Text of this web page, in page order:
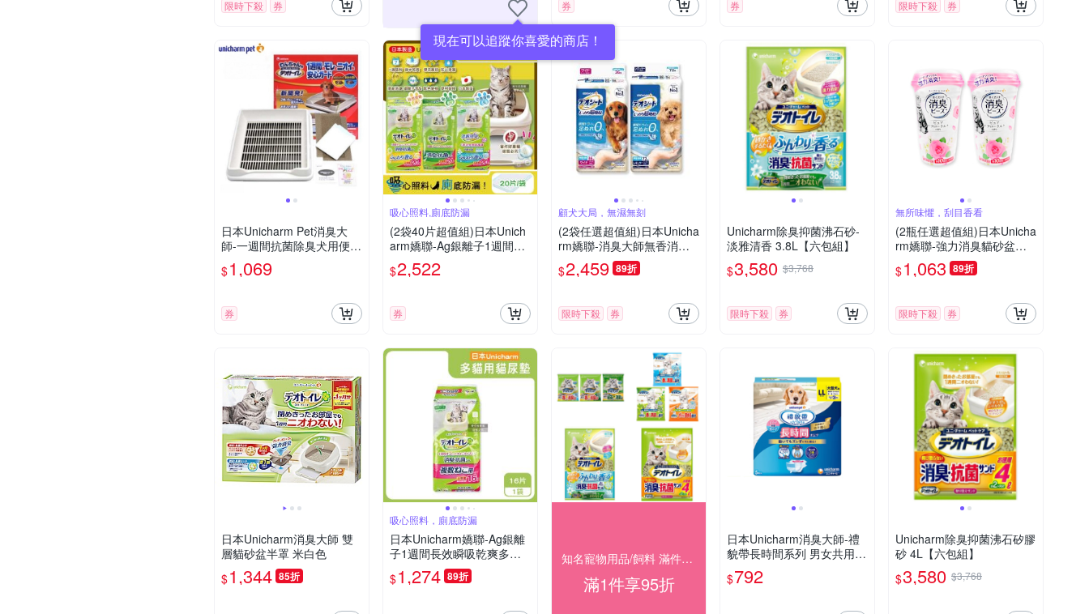
限時下殺 券
現在可以追蹤你喜愛的商店！
券 券 限時下殺 券
日本Unicharm Pet消臭大
師-一週間抗菌除臭犬用便盆
(1UCD10008)
$1,069
券
吸心照料,廁底防漏
(2袋40片超值組)日本Unich
arm嬌聯-Ag銀離子1週間長
效瞬吸乾爽寵物消臭大師貓
尿墊大容量20片/袋(本品不
$2,522
券
顧犬大局，無濕無刻
(2袋任選超值組)日本Unicha
rm嬌聯-消臭大師無香消臭
高效鎖尿防回滲超吸收狗尿
墊(平面式犬用廁所,定點訓
$2,459 89折
限時下殺 券
Unicharm除臭抑菌沸石砂-
淡雅清香 3.8L【六包組】
$3,580 $3,768
限時下殺 券
無所味懼，刮目香看
(2瓶任選超值組)日本Unicha
rm嬌聯-強力消臭貓砂盆除
臭顆粒香香豆450ml/瓶(貓咪
廁所芳香吸臭劑,消臭大師貓
異味香氛豆)
$1,063 89折
限時下殺 券
日本Unicharm消臭大師 雙
層貓砂盆半罩 米白色
$1,344 85折
吸心照料，廁底防漏
日本Unicharm嬌聯-Ag銀離
子1週間長效瞬吸乾爽多貓
用貓尿墊16片/袋-無香味(紅
標)(大容量吸水貓尿布,消臭
$1,274 89折
知名寵物用品/飼料 滿件享95折
滿1件享95折
日本Unicharm消臭大師-禮
貌帶長時間系列 男女共用 L
L號 (UNI-31373170) x 2入
組
$792
Unicharm除臭抑菌沸石矽膠
砂 4L【六包組】
$3,580 $3,768